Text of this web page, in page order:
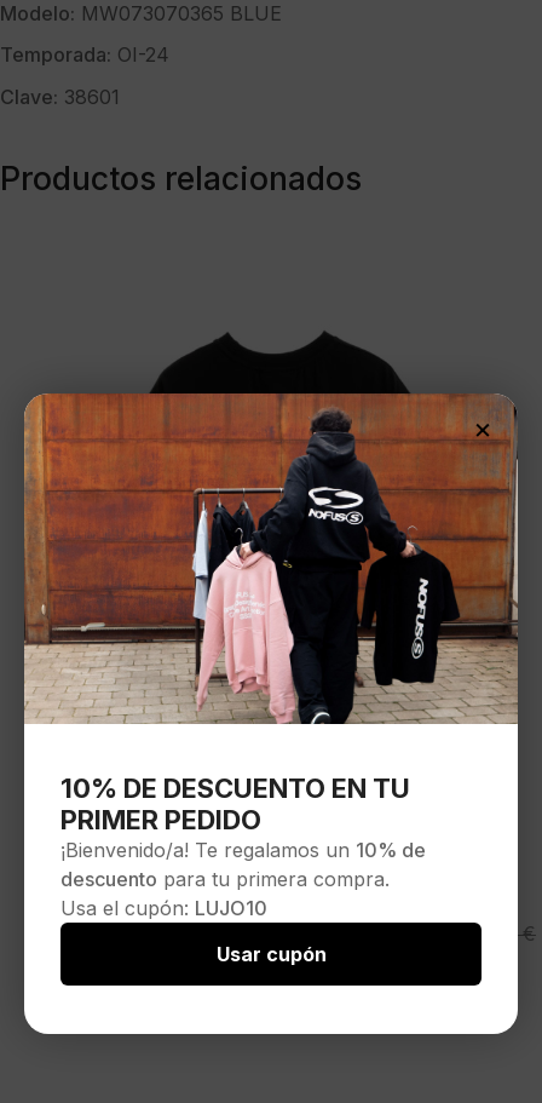
Modelo: MW073070365 BLUE
Temporada: OI-24
Clave: 38601
Productos relacionados
MOD WAVE MOVEMENT
Camiseta»V Dogs Oversized VDog
120,00€
original
actual
×
10% DE DESCUENTO EN TU
PRIMER PEDIDO
¡Bienvenido/a! Te regalamos un 10% de
descuento para tu primera compra.
Usa el cupón: LUJO10
Usar cupón